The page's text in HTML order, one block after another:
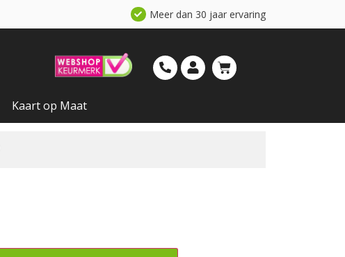
Meer dan 30 jaar ervaring
Kaart op Maat